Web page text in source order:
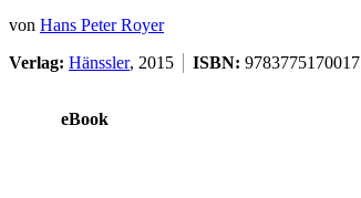
von Hans Peter Royer
Verlag: Hänssler, 2015 ISBN: 9783775170017
eBook